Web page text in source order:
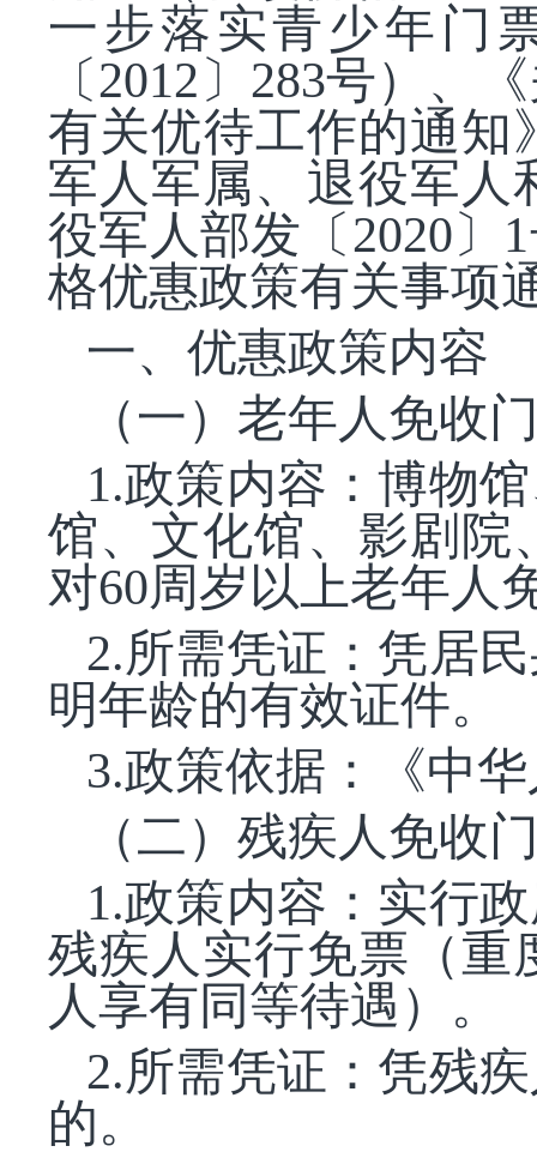
一步落实青少年门
〔2012〕283号）、
有关优待工作的通知
军人军属、退役军人
役军人部发〔2020〕
格优惠政策有关事项
一、优惠政策内容
（一）老年人免收
1.政策内容：博物
馆、文化馆、影剧院
对60周岁以上老年人
2.所需凭证：凭居
明年龄的有效证件。
3.政策依据：《中
（二）残疾人免收
1.政策内容：实行
残疾人实行免票（重
人享有同等待遇）。
2.所需凭证：凭残
的。